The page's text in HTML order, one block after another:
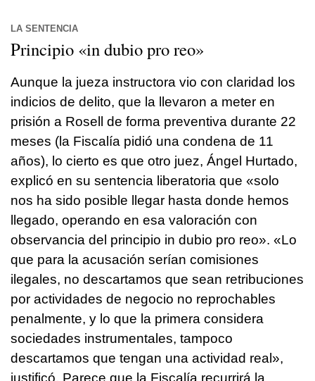
LA SENTENCIA
Principio «in dubio pro reo»
Aunque la jueza instructora vio con claridad los
indicios de delito, que la llevaron a meter en
prisión a Rosell de forma preventiva durante 22
meses (la Fiscalía pidió una condena de 11
años), lo cierto es que otro juez, Ángel Hurtado,
explicó en su sentencia liberatoria que «solo
nos ha sido posible llegar hasta donde hemos
llegado, operando en esa valoración con
observancia del principio in dubio pro reo». «Lo
que para la acusación serían comisiones
ilegales, no descartamos que sean retribuciones
por actividades de negocio no reprochables
penalmente, y lo que la primera considera
sociedades instrumentales, tampoco
descartamos que tengan una actividad real»,
justificó. Parece que la Fiscalía recurrirá la